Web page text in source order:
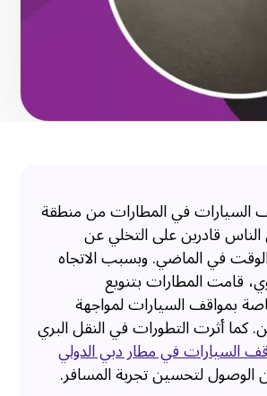
السيارات في المطارات من منطقة
قادرين على التخلي عن
في الماضي. وبسبب الاتجاه
قامت المطارات بتنويع
بمواقف السيارات لمواجهة
كما أثرت التطورات في النقل البري
السيارات في مطار دبي الدولي
الوصول لتحسين تجربة المسافر.